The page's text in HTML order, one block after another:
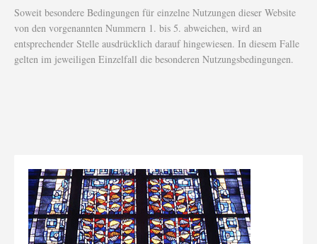
Soweit besondere Bedingungen für einzelne Nutzungen dieser Website
von den vorgenannten Nummern 1. bis 5. abweichen, wird an
entsprechender Stelle ausdrücklich darauf hingewiesen. In diesem Falle
gelten im jeweiligen Einzelfall die besonderen Nutzungsbedingungen.